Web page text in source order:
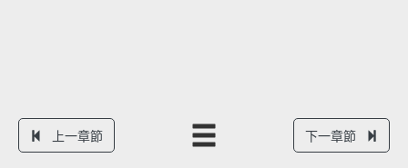
上一章節 下一章節